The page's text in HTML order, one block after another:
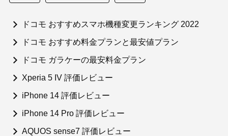
ドコモ おすすめスマホ機種変更ランキング 2022
ドコモ おすすめ料金プランと最安値プラン
ドコモ ガラケーの最安料金プラン
Xperia 5 IV 評価レビュー
iPhone 14 評価レビュー
iPhone 14 Pro 評価レビュー
AQUOS sense7 評価レビュー